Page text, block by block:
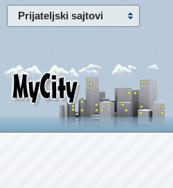
Prijateljski sajtovi